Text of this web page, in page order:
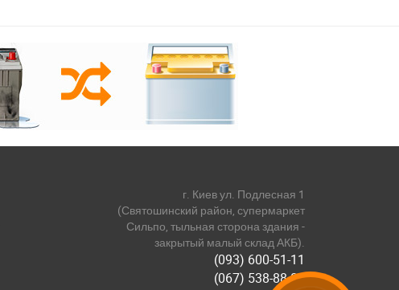
г. Киев ул. Подлесная 1
(Святошинский район, супермаркет
Сильпо, тыльная сторона здания -
закрытый малый склад АКБ).
(093) 600-51-11
(067) 538-88-81